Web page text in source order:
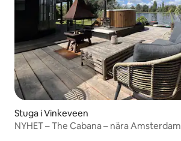
Stuga i Vinkeveen
NYHET – The Cabana – nära Amsterdam